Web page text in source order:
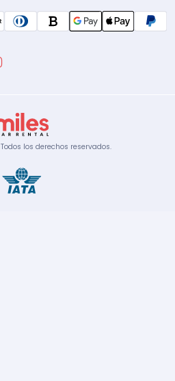
Todos los derechos reservados.